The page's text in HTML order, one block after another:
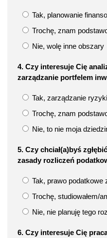
Tak, planowanie
Trochę, znam
Nie, wolę inne obszary
4. Czy interesuje Cię
zarządzanie portfelem
Tak, zarządzanie
Trochę, znam
Nie, to nie moja
5. Czy chciał(a)byś
zasady rozliczeń
Tak, prawo podatkowe
Trochę, studiowałem/
Nie, nie planuję tego
6. Czy interesuje Cię